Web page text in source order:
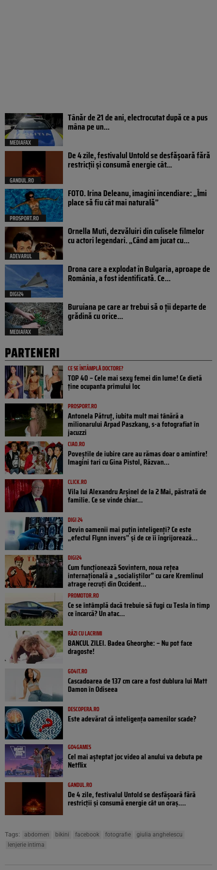
MEDIAFAX
Tânăr de 21 de ani, electrocutat după ce a pus
mâna pe un...
GANDUL.RO
De 4 zile, festivalul Untold se desfășoară fără
restricții și consumă energie cât...
PROSPORT.RO
FOTO. Irina Deleanu, imagini incendiare: „Îmi
place să fiu cât mai naturală”
ADEVARUL
Ornella Muti, dezvăluiri din culisele filmelor
cu actori legendari. „Când am jucat cu...
DIGI24
Drona care a explodat în Bulgaria, aproape de
România, a fost identificată. Ce...
MEDIAFAX
Buruiana pe care ar trebui să o ții departe de
grădină cu orice...
PARTENERI
CE SE ÎNTÂMPLĂ DOCTORE?
TOP 40 – Cele mai sexy femei din lume! Ce dietă
ține ocupanta primului loc
PROSPORT.RO
Antonela Pătruț, iubita mult mai tânără a
milionarului Arpad Paszkany, s-a fotografiat în
jacuzzi
CIAO.RO
Poveştile de iubire care au rămas doar o amintire!
Imagini tari cu Gina Pistol, Răzvan...
CLICK.RO
Vila lui Alexandru Arșinel de la 2 Mai, păstrată de
familie. Ce se vinde chiar...
DIGI 24
Devin oamenii mai puțin inteligenți? Ce este
„efectul Flynn invers” și de ce îi îngrijorează...
DIGI24
Cum funcționează Sovintern, noua rețea
internațională a „socialiștilor” cu care Kremlinul
atrage recruți din Occident...
PROMOTOR.RO
Ce se întâmplă dacă trebuie să fugi cu Tesla în timp
ce încarcă? Un atac...
RÂZI CU LACRIMI
BANCUL ZILEI. Badea Gheorghe: – Nu pot face
dragoste!
GO4IT.RO
Cascadoarea de 137 cm care a fost dublura lui Matt
Damon în Odiseea
DESCOPERA.RO
Este adevărat că inteligența oamenilor scade?
GO4GAMES
Cel mai așteptat joc video al anului va debuta pe
Netflix
GANDUL.RO
De 4 zile, festivalul Untold se desfășoară fără
restricții și consumă energie cât un oraș....
Tags: abdomen bikini facebook fotografie
giulia anghelescu
lenjerie intima